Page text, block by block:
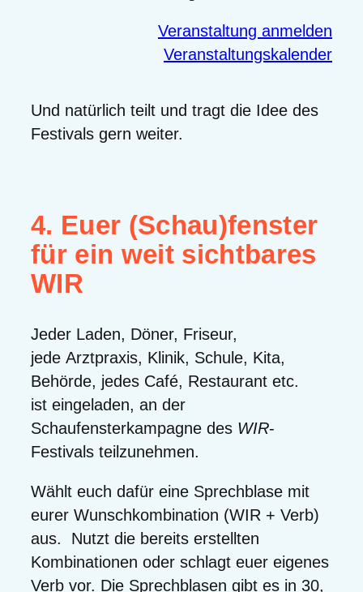
Veranstaltung anmelden
Veranstaltungskalender
Und natürlich teilt und tragt die Idee des
Festivals gern weiter.
4. Euer (Schau)fenster
für ein weit sichtbares
WIR
Jeder Laden, Döner, Friseur,
jede Arztpraxis, Klinik, Schule, Kita,
Behörde, jedes Café, Restaurant etc.
ist eingeladen, an der
Schaufensterkampagne des WIR-
Festivals teilzunehmen.
Wählt euch dafür eine Sprechblase mit
eurer Wunschkombination (WIR + Verb)
aus. Nutzt die bereits erstellten
Kombinationen oder schlagt euer eigenes
Verb vor. Die Sprechblasen gibt es in 30,